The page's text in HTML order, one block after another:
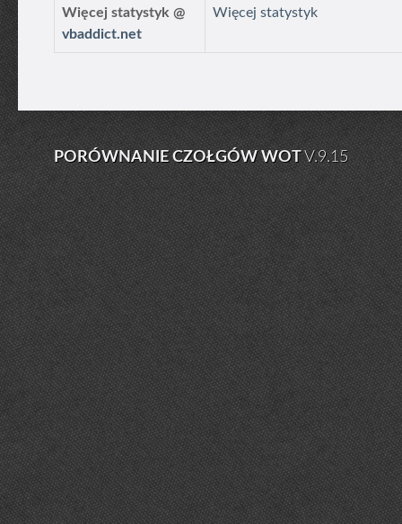
Więcej statystyk @
vbaddict.net
Więcej statystyk
PORÓWNANIE CZOŁGÓW WOTV.9.15